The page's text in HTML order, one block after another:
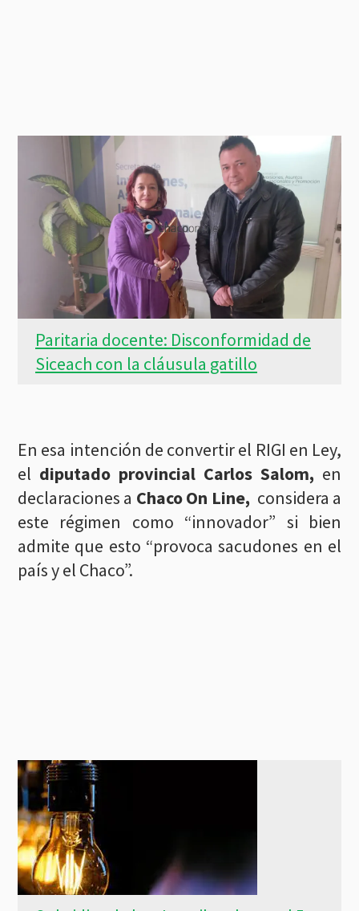
Paritaria docente: Disconformidad de
Siceach con la cláusula gatillo
En esa intención de convertir el RIGI en Ley,
el diputado provincial Carlos Salom, en
declaraciones a Chaco On Line, considera a
este régimen como “innovador” si bien
admite que esto “provoca sacudones en el
país y el Chaco”.